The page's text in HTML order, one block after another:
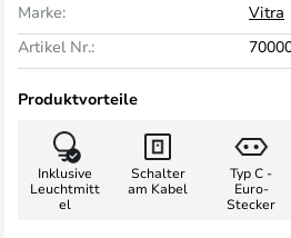
Marke:
Vitra
Artikel Nr.:
Produktvorteile
Inklusive
Leuchtmitt
el
Schalter
am Kabel
Typ C -
Euro-
Stecker